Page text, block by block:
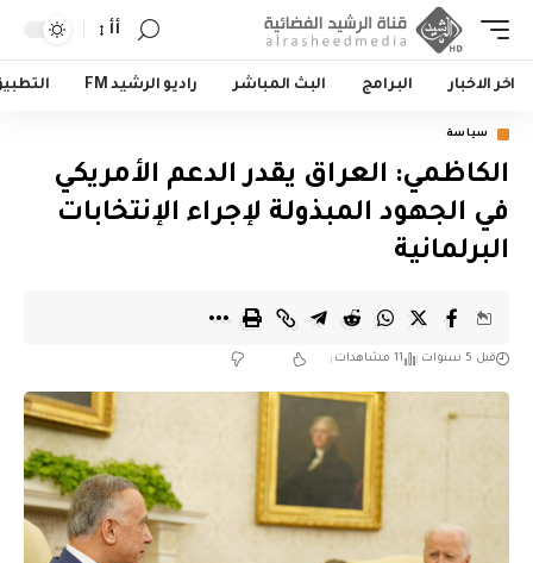
أأ
اخر الاخبار البرامج البث المباشر راديو الرشيد FM
سياسة
الكاظمي: العراق يقدر الدعم الأمريكي
في الجهود المبذولة لإجراء الإنتخابات
البرلمانية
قبل 5 سنوات 11 مشاهدات